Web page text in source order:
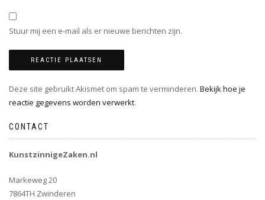
Stuur mij een e-mail als er nieuwe berichten zijn.
Deze site gebruikt Akismet om spam te verminderen. Bekijk hoe je
reactie gegevens worden verwerkt.
CONTACT
KunstzinnigeZaken.nl
Markeweg 20
7864TH Zwinderen